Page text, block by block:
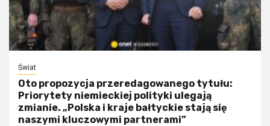
Świat
Oto propozycja przeredagowanego tytułu:
Priorytety niemieckiej polityki ulegają
zmianie. „Polska i kraje bałtyckie stają się
naszymi kluczowymi partnerami”